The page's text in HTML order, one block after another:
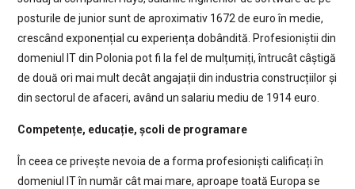
posturile de junior sunt de aproximativ 1672 de euro în medie,
crescând exponențial cu experiența dobândită. Profesioniștii din
domeniul IT din Polonia pot fi la fel de mulțumiți, întrucât câștigă
de două ori mai mult decât angajații din industria construcțiilor și
din sectorul de afaceri, având un salariu mediu de 1914 euro.
Competențe, educație, școli de programare
În ceea ce privește nevoia de a forma profesioniști calificați în
domeniul IT în număr cât mai mare, aproape toată Europa se